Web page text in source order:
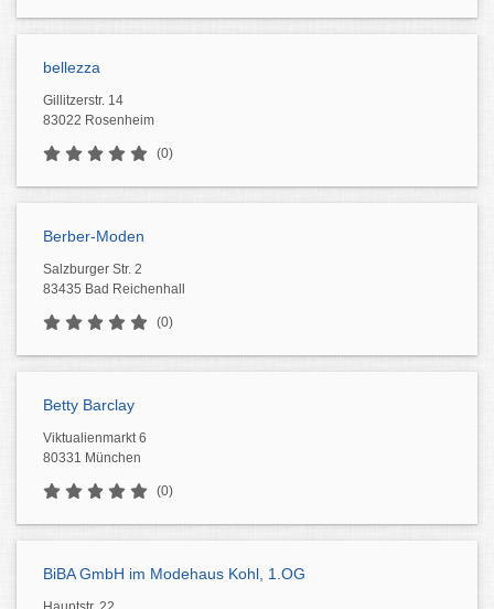
bellezza
Gillitzerstr. 14
83022 Rosenheim
(0)
Berber-Moden
Salzburger Str. 2
83435 Bad Reichenhall
(0)
Betty Barclay
Viktualienmarkt 6
80331 München
(0)
BiBA GmbH im Modehaus Kohl, 1.OG